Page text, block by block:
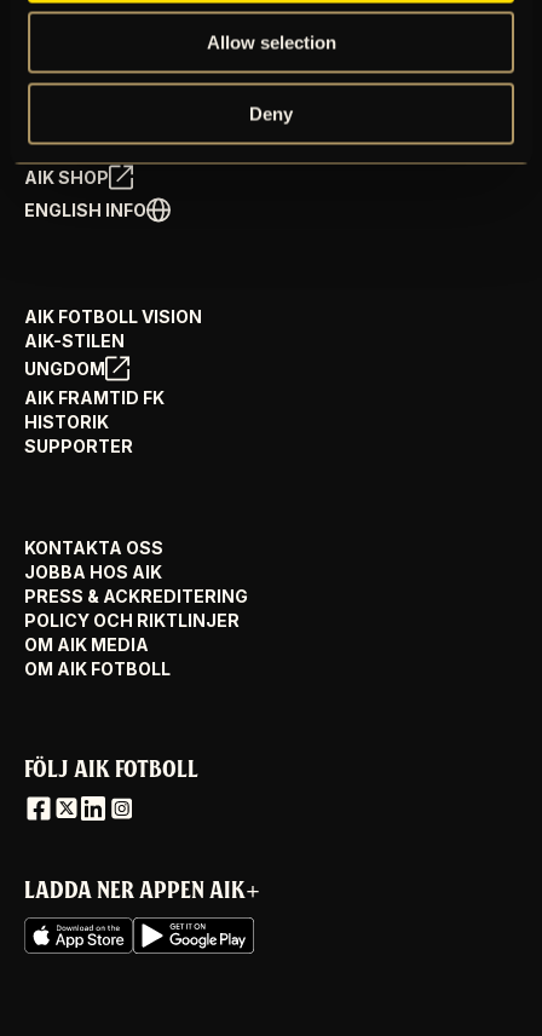
Allow selection
Deny
ÅRSKORT
GÅ PÅ MATCH
PRENUMERERA PÅ NYHETSBREV
AIK+
AIK SHOP
ENGLISH INFO
AIK FOTBOLL VISION
AIK-STILEN
UNGDOM
AIK FRAMTID FK
HISTORIK
SUPPORTER
KONTAKTA OSS
JOBBA HOS AIK
PRESS & ACKREDITERING
POLICY OCH RIKTLINJER
OM AIK MEDIA
OM AIK FOTBOLL
FÖLJ AIK FOTBOLL
LADDA NER APPEN AIK+